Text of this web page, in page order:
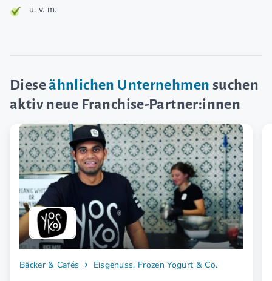
u. v. m.
Dieseähnlichen Unternehmen suchen
aktiv neue Franchise-Partner:innen
Bäcker & Cafés Eisgenuss, Frozen Yogurt & Co.